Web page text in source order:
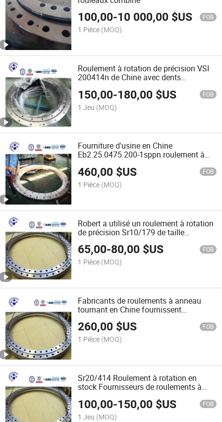
100,00-10 000,00 $US FOB
1 Pièce (MOQ)
Roulement à rotation de précision VSI
200414n de Chine avec dents
150,00-180,00 $US FOB
1 Jeu (MOQ)
Fourniture d'usine en Chine
Eb2.25.0475.200-1sppn roulement à
460,00 $US FOB
1 Pièce (MOQ)
Robert a utilisé un roulement à rotation
de précision Sr10/179 de taille
65,00-80,00 $US FOB
1 Pièce (MOQ)
Fabricants de roulements à anneau
tournant en Chine fournissent
Sr20/260 avec taille 326*191*46mm
260,00 $US FOB
1 Pièce (MOQ)
Sr20/414 Roulement à rotation en
stock Fournisseurs de roulements à
100,00-150,00 $US FOB
1 Jeu (MOQ)